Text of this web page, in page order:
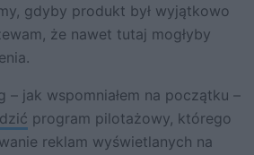
gdyby produkt był wyjątkowo
że nawet tutaj mogłyby
– jak wspomniałem na początku –
program pilotażowy, którego
reklam wyświetlanych na